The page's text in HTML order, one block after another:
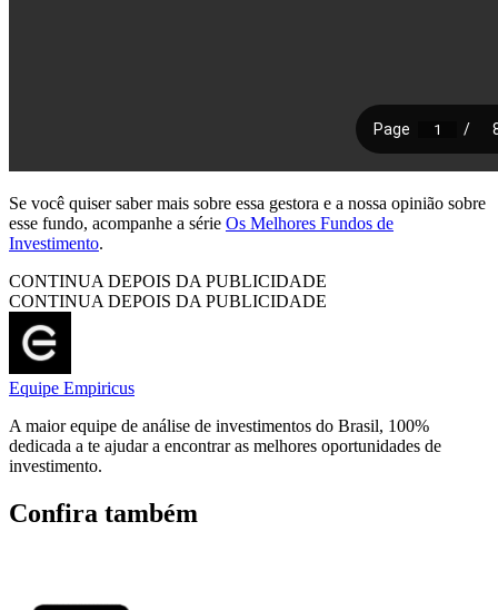
Se você quiser saber mais sobre essa gestora e a nossa opinião sobre
esse fundo, acompanhe a série Os Melhores Fundos de
Investimento.
CONTINUA DEPOIS DA PUBLICIDADE
CONTINUA DEPOIS DA PUBLICIDADE
Equipe Empiricus
A maior equipe de análise de investimentos do Brasil, 100%
dedicada a te ajudar a encontrar as melhores oportunidades de
investimento.
Confira também